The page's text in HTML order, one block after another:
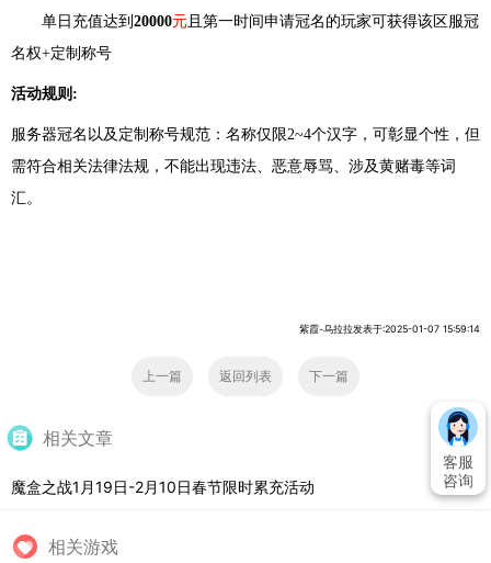
单日充值达到 20000元 且第一时间申请冠名的玩家可获得该区服冠
名权+定制称号
活动规则:
服务器冠名以及定制称号规范：名称仅限2~4个汉字，可彰显个性，但
需符合相关法律法规，不能出现违法、恶意辱骂、涉及黄赌毒等词
汇。
紫霞-乌拉拉发表于:2025-01-07 15:59:14
上一篇 返回列表 下一篇
相关文章
魔盒之战1月19日-2月10日春节限时累充活动
相关游戏
客服
咨询